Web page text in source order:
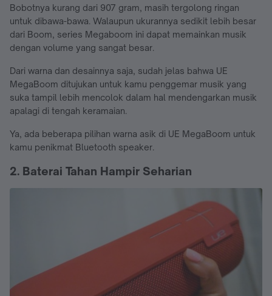
Bobotnya kurang dari 907 gram, masih tergolong ringan
untuk dibawa-bawa. Walaupun ukurannya sedikit lebih besar
dari Boom, series Megaboom ini dapat memainkan musik
dengan volume yang sangat besar.
Dari warna dan desainnya saja, sudah jelas bahwa UE
MegaBoom ditujukan untuk kamu penggemar musik yang
suka tampil lebih mencolok dalam hal mendengarkan musik
apalagi di tengah keramaian.
Ya, ada beberapa pilihan warna asik di UE MegaBoom untuk
kamu penikmat Bluetooth speaker.
2. Baterai Tahan Hampir Seharian